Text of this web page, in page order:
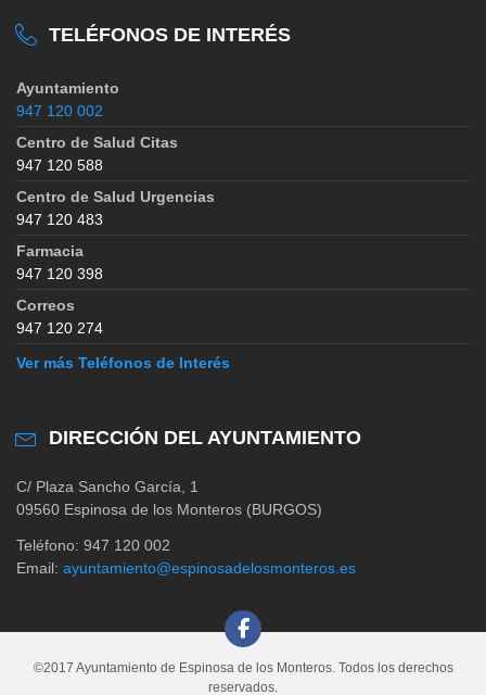
TELÉFONOS DE INTERÉS
Ayuntamiento
947 120 002
Centro de Salud Citas
947 120 588
Centro de Salud Urgencias
947 120 483
Farmacia
947 120 398
Correos
947 120 274
Ver más Teléfonos de Interés
DIRECCIÓN DEL AYUNTAMIENTO
C/ Plaza Sancho García, 1
09560 Espinosa de los Monteros (BURGOS)
Teléfono: 947 120 002
Email: ayuntamiento@espinosadelosmonteros.es
©2017 Ayuntamiento de Espinosa de los Monteros. Todos los derechos
reservados.